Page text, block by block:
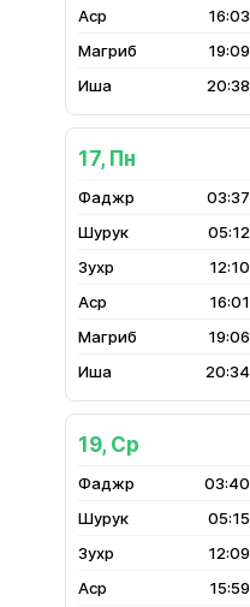
16:03
19:09
20:38
17, Пн
03:37
05:12
12:10
16:01
19:06
20:34
19, Ср
03:40
05:15
12:09
15:59